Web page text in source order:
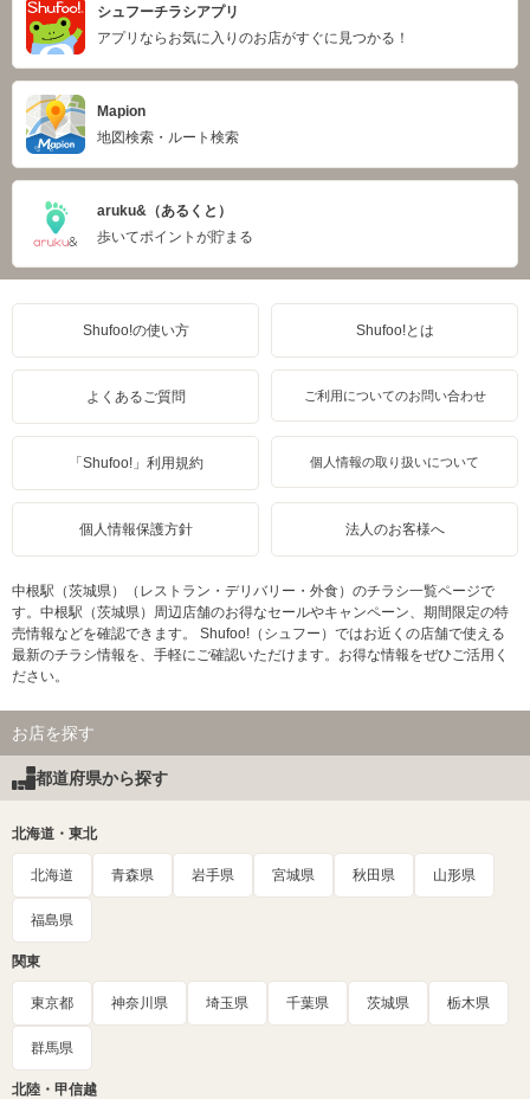
シュフーチラシアプリ
アプリならお気に入りのお店がすぐに見つかる！
Mapion
地図検索・ルート検索
aruku&（あるくと）
歩いてポイントが貯まる
Shufoo!の使い方 Shufoo!とは
よくあるご質問 ご利用についてのお問い合わせ
「Shufoo!」利用規約 個人情報の取り扱いについて
個人情報保護方針 法人のお客様へ
中根駅（茨城県）（レストラン・デリバリー・外食）のチラシ一覧ページで
す。中根駅（茨城県）周辺店舗のお得なセールやキャンペーン、期間限定の特
売情報などを確認できます。 Shufoo!（シュフー）ではお近くの店舗で使える
最新のチラシ情報を、手軽にご確認いただけます。お得な情報をぜひご活用く
ださい。
お店を探す
都道府県から探す
北海道・東北
北海道 青森県 岩手県 宮城県 秋田県 山形県
福島県
関東
東京都 神奈川県 埼玉県 千葉県 茨城県 栃木県
群馬県
北陸・甲信越